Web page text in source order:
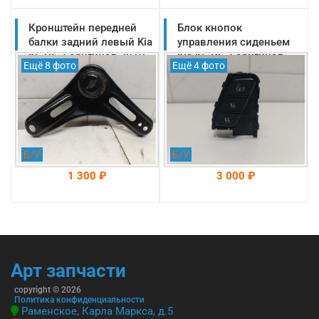
На складе: Раменское
-->
На складе: Раменское
-->
Кронштейн передней
балки задний левый Kia
K5 DL 3 оригинал 2019-
2025 (62470L2000)
Ещё 8 фото
Б/У
1 300 ₽
-->
Блок кнопок
управления сиденьем
Kia K5 DL 3 оригинал
2019-2025
(93250L2000)
Ещё 4 фото
Б/У
3 000 ₽
-->
Арт запчасти
copyright © 2026
Политика конфиденциальности
Раменское, Карла Маркса, д.5